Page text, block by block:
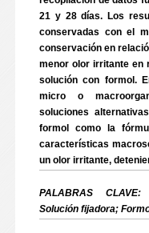
21 y 28 días. Los
conservadas con el
conservación en
menor olor irritante en
solución con formol.
micro o
soluciones
formol como la
características
un olor irritante,
PALABRAS
Solución fijadora;